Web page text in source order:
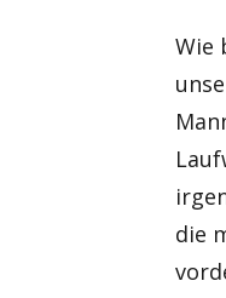
Wie
die